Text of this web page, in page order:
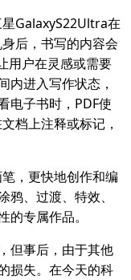
GalaxyS22Ultra在
后，书写的内容会
用户在灵感或需要
内进入写作状态，
电子书时，PDF使
档上注释或标记，
，更快地创作和编
、过渡、特效、
专属作品。
事后，由于其他
损失。在今天的科